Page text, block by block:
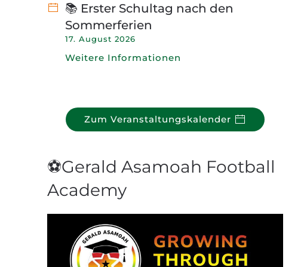
📚 Erster Schultag nach den
Sommerferien
17. August 2026
Weitere Informationen
Zum Veranstaltungskalender
⚽Gerald Asamoah Football
Academy